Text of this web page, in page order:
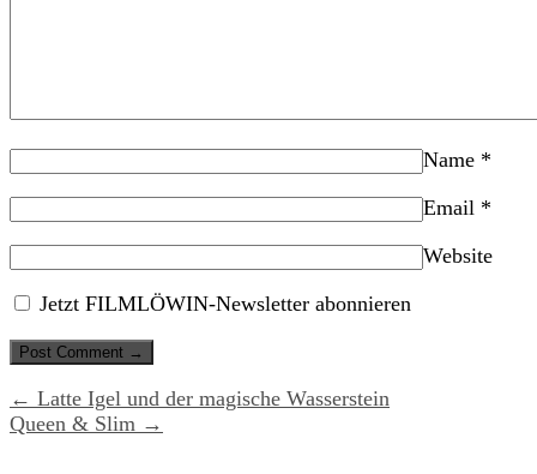
Name *
Email *
Website
Jetzt FILMLÖWIN-Newsletter abonnieren
← Latte Igel und der magische Wasserstein
Queen & Slim →